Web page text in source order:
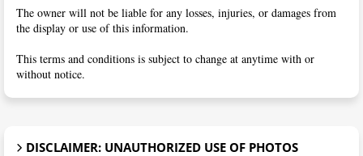
The owner will not be liable for any losses, injuries, or damages from
the display or use of this information.
This terms and conditions is subject to change at anytime with or
without notice.
DISCLAIMER: UNAUTHORIZED USE OF PHOTOS